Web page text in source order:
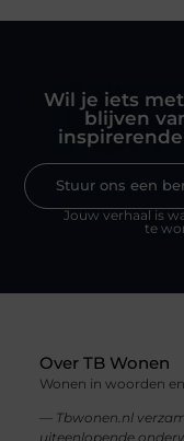
Wil je iets
blijven
Stuur ons een
Jouw verhaal is
te
Over TB Wonen
Wonen in woorden
— Tbwonen.nl
uiteenlopende